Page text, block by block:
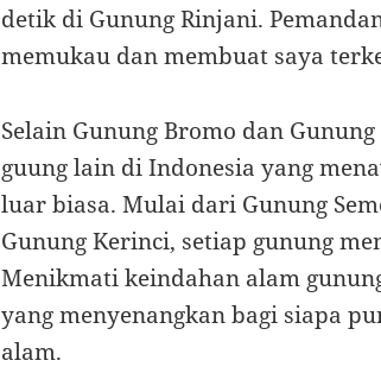
detik di Gunung Rinjani.
memukau dan membuat saya
Selain Gunung Bromo dan
guung lain di Indonesia yang
luar biasa. Mulai dari Gunung
Gunung Kerinci, setiap gunung
Menikmati keindahan alam
yang menyenangkan bagi siapa
alam.